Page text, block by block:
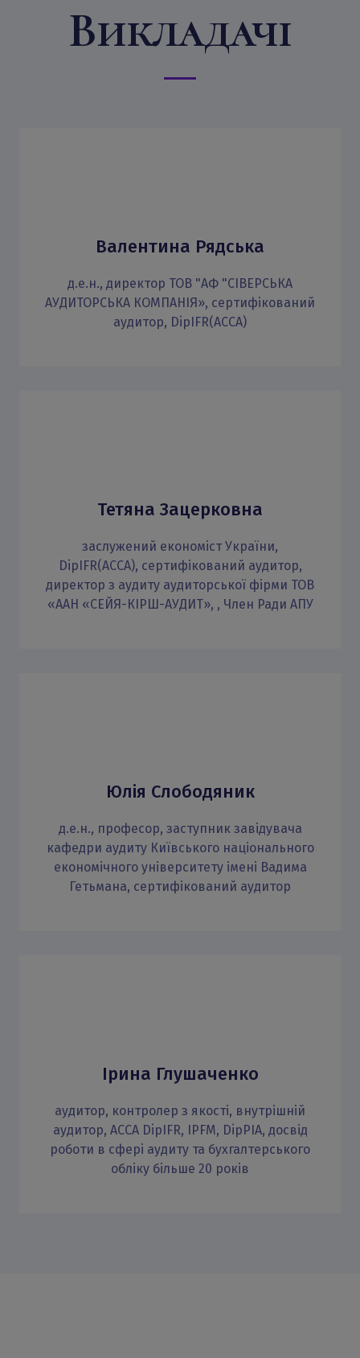
Викладачі
Валентина Рядська
д.е.н., директор ТОВ "АФ "СІВЕРСЬКА
АУДИТОРСЬКА КОМПАНІЯ», сертифікований
аудитор, DipIFR(AССА)
Тетяна Зацерковна
заслужений економіст України,
DipIFR(AССА), сертифікований аудитор,
директор з аудиту аудиторської фірми ТОВ
«ААН «СЕЙЯ-КІРШ-АУДИТ», , Член Ради АПУ
Юлія Слободяник
д.е.н., професор, заступник завідувача
кафедри аудиту Київського національного
економічного університету імені Вадима
Гетьмана, сертифікований аудитор
Ірина Глушаченко
аудитор, контролер з якості, внутрішній
аудитор, АССА DipIFR, IPFM, DipPIA, досвід
роботи в сфері аудиту та бухгалтерського
обліку більше 20 років